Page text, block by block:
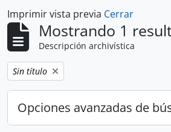
Imprimir vista previa Cerrar
Mostrando 1
Descripción archivística
Remove filter:
Sin título
Opciones avanzadas de